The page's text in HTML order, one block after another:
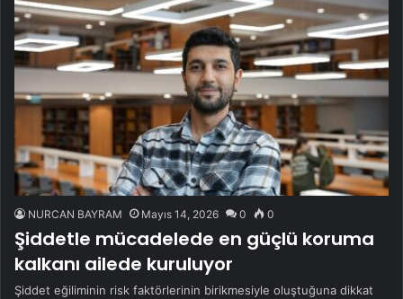
NURCAN BAYRAM Mayıs 14, 2026 0 0
Şiddetle mücadelede en güçlü koruma
kalkanı ailede kuruluyor
Şiddet eğiliminin risk faktörlerinin birikmesiyle oluştuğuna dikkat